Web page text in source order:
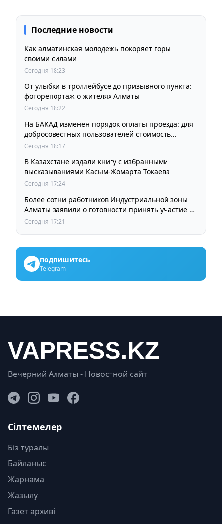
Последние новости
Как алматинская молодежь покоряет горы
своими силами
Сегодня 18:23
От улыбки в троллейбусе до призывного пункта:
фоторепортаж о жителях Алматы
Сегодня 18:22
На БАКАД изменен порядок оплаты проезда: для
добросовестных пользователей стоимость
остается прежней
Сегодня 18:17
В Казахстане издали книгу с избранными
высказываниями Касым-Жомарта Токаева
Сегодня 17:24
Более сотни работников Индустриальной зоны
Алматы заявили о готовности принять участие в
выборах членов Курылтая
Сегодня 17:21
подпишитесь
Telegram
Вечерний Алматы - Новостной сайт
Сілтемелер
Біз туралы
Байланыс
Жарнама
Жазылу
Газет архиві